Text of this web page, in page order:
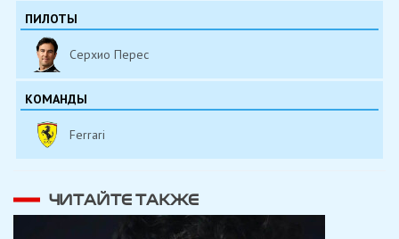
ПИЛОТЫ
Серхио Перес
КОМАНДЫ
Ferrari
ЧИТАЙТЕ ТАКЖЕ